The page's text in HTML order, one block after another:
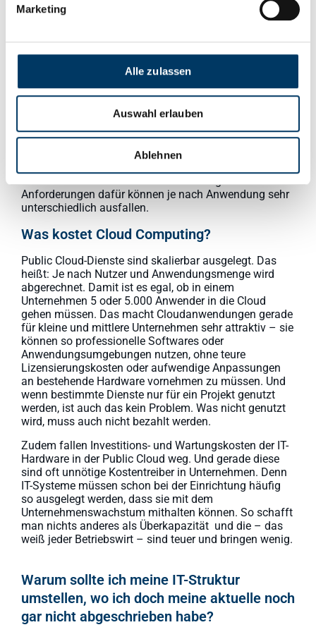
Marketing
Alle zulassen
Auswahl erlauben
Ablehnen
außerhalb von Software as a Service (siehe Infografik)
selbstständig auf die Cloud anpassen.
Kann ich noch genauso schnell und
zuverlässig auf meine Daten und
Anwendungen zugreifen?
Sogar noch viel flexibler, denn der Datenzugriff von
Mobilgeräten ist einer der größten Vorteile der Cloud.
ausreichend schnelle Internetverbindung. Die
Anforderungen dafür können je nach Anwendung sehr
unterschiedlich ausfallen.
Was kostet Cloud Computing?
Public Cloud-Dienste sind skalierbar ausgelegt. Das
heißt: Je nach Nutzer und Anwendungsmenge wird
abgerechnet. Damit ist es egal, ob in einem
Unternehmen 5 oder 5.000 Anwender in die Cloud
gehen müssen. Das macht Cloudanwendungen gerade
für kleine und mittlere Unternehmen sehr attraktiv – sie
können so professionelle Softwares oder
Anwendungsumgebungen nutzen, ohne teure
Lizensierungskosten oder aufwendige Anpassungen
an bestehende Hardware vornehmen zu müssen. Und
wenn bestimmte Dienste nur für ein Projekt genutzt
werden, ist auch das kein Problem. Was nicht genutzt
wird, muss auch nicht bezahlt werden.
Zudem fallen Investitions- und Wartungskosten der IT-
Hardware in der Public Cloud weg. Und gerade diese
sind oft unnötige Kostentreiber in Unternehmen. Denn
IT-Systeme müssen schon bei der Einrichtung häufig
so ausgelegt werden, dass sie mit dem
Unternehmenswachstum mithalten können. So schafft
man nichts anderes als Überkapazität und die – das
weiß jeder Betriebswirt – sind teuer und bringen wenig.
Warum sollte ich meine IT-Struktur
umstellen, wo ich doch meine aktuelle noch
gar nicht abgeschrieben habe?